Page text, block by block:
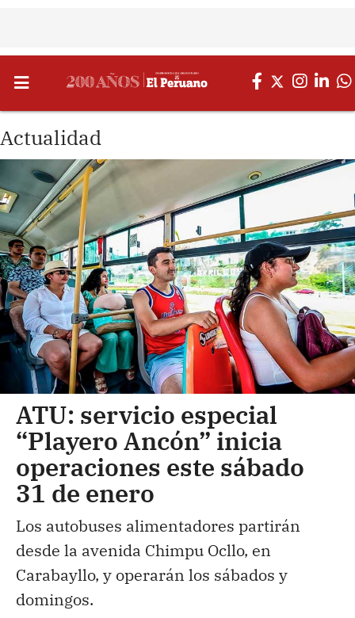
Actualidad
ATU: servicio especial
“Playero Ancón” inicia
operaciones este sábado
31 de enero
Los autobuses alimentadores partirán
desde la avenida Chimpu Ocllo, en
Carabayllo, y operarán los sábados y
domingos.